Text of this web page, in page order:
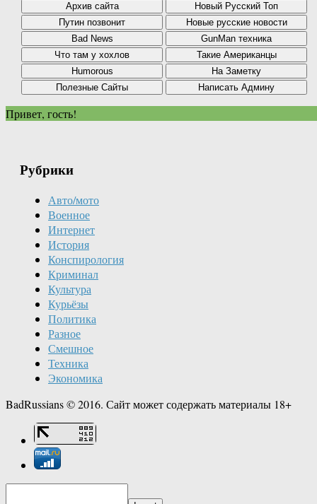
Привет, гость!
Рубрики
Авто/мото
Военное
Интернет
История
Конспирология
Криминал
Культура
Курьёзы
Политика
Разное
Смешное
Техника
Экономика
BadRussians © 2016. Сайт может содержать материалы 18+